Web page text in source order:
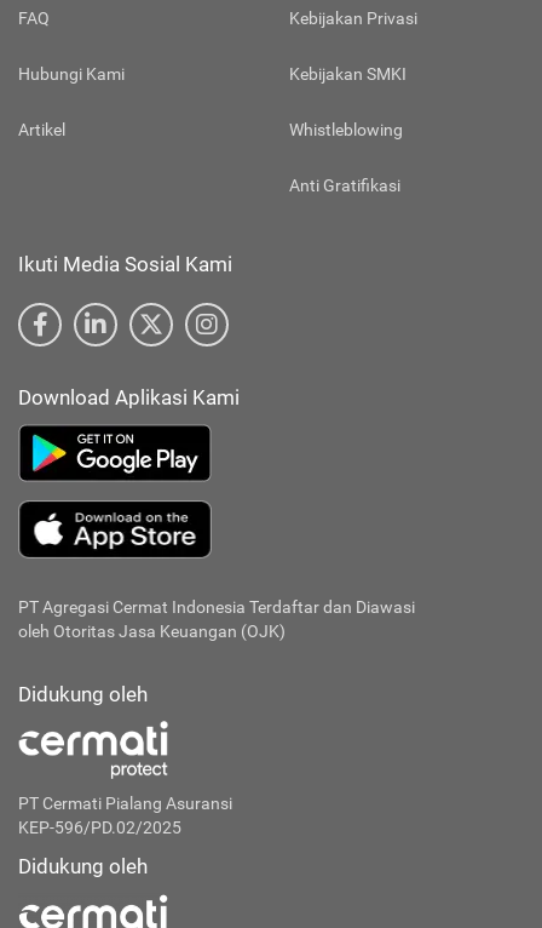
FAQ
Hubungi Kami
Artikel
Kebijakan Privasi
Kebijakan SMKI
Whistleblowing
Anti Gratifikasi
Ikuti Media Sosial Kami
Download Aplikasi Kami
PT Agregasi Cermat Indonesia Terdaftar dan Diawasi
oleh Otoritas Jasa Keuangan (OJK)
Didukung oleh
PT Cermati Pialang Asuransi
KEP-596/PD.02/2025
Didukung oleh